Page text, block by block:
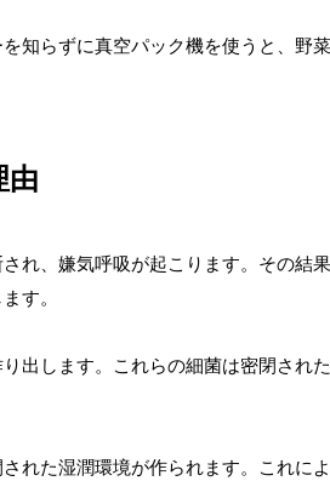
知らずに真空パック機を使うと、野
由
れ、嫌気呼吸が起こります。その結
す。
出します。これらの細菌は密閉され
れた湿潤環境が作られます。これに